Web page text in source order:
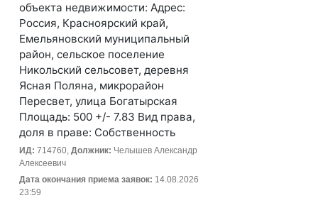
объекта недвижимости: Адрес:
Россия, Красноярский край,
Емельяновский муниципальный
район, сельское поселение
Никольский сельсовет, деревня
Ясная Поляна, микрорайон
Пересвет, улица Богатырская
Площадь: 500 +/- 7.83 Вид права,
доля в праве: Собственность
ИД: 714760, Должник: Челышев Александр
Алексеевич
Дата окончания приема заявок: 14.08.2026
23:59